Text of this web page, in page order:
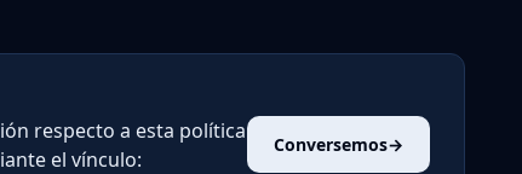
respecto a esta política
el vínculo:
Conversemos→